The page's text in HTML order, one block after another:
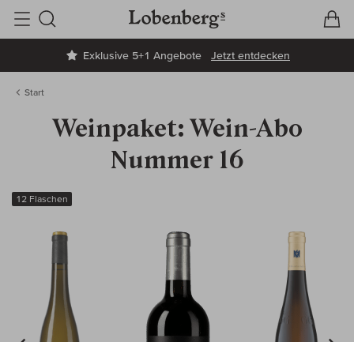
Exklusive 5+1 Angebote Jetzt entdecken
Suche
Start
Weinpaket: Wein-Abo
Nummer 16
12 Flaschen